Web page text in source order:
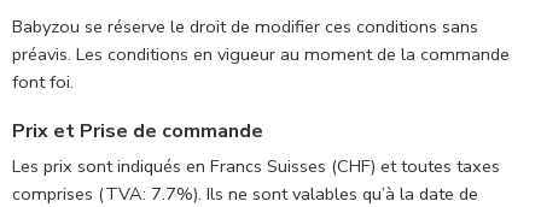
Babyzou se réserve le droit de modifier ces conditions sans
préavis. Les conditions en vigueur au moment de la commande
font foi.
Prix et Prise de commande
Les prix sont indiqués en Francs Suisses (CHF) et toutes taxes
comprises (TVA: 7.7%). Ils ne sont valables qu’à la date de